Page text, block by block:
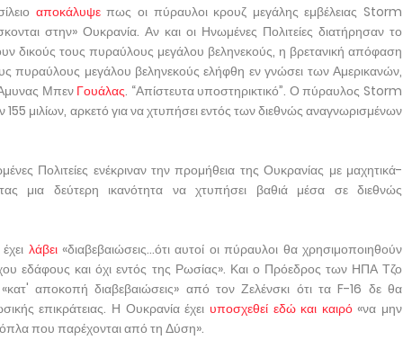
αποκάλυψεπως οι πύραυλοι κρουζ μεγάλης εμβέλειας Storm
στην» Ουκρανία. Αν και οι Ηνωμένες Πολιτείες διατήρησαν το
δικούς τους πυραύλους μεγάλου βεληνεκούς, η βρετανική απόφαση
πυραύλους μεγάλου βεληνεκούς ελήφθη εν γνώσει των Αμερικανών,
Μπεν Γουάλας. “Απίστευτα υποστηρικτικό”. Ο πύραυλος Storm
μιλίων, αρκετό για να χτυπήσει εντός των διεθνώς αναγνωρισμένων
Πολιτείες ενέκριναν την προμήθεια της Ουκρανίας με μαχητικά-
μια δεύτερη ικανότητα να χτυπήσει βαθιά μέσα σε διεθνώς
λάβει«διαβεβαιώσεις…ότι αυτοί οι πύραυλοι θα χρησιμοποιηθούν
εδάφους και όχι εντός της Ρωσίας». Και ο Πρόεδρος των ΗΠΑ Τζο
αποκοπή διαβεβαιώσεις» από τον Ζελένσκι ότι τα F-16 δε θα
επικράτειας. Η Ουκρανία έχει υποσχεθεί εδώ και καιρό«να μην
που παρέχονται από τη Δύση».